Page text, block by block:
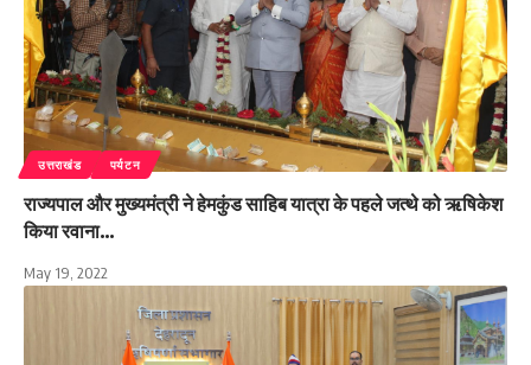
उत्तराखंड पर्यटन
राज्यपाल और मुख्यमंत्री ने हेमकुंड साहिब यात्रा के पहले जत्थे को ऋषिकेश
किया रवाना…
May 19, 2022